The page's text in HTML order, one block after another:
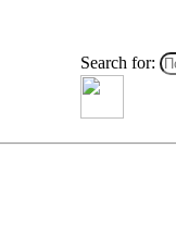
Search for: